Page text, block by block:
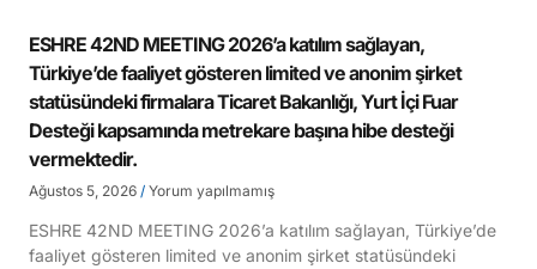
ESHRE 42ND MEETING 2026’a katılım sağlayan,
Türkiye’de faaliyet gösteren limited ve anonim şirket
statüsündeki firmalara Ticaret Bakanlığı, Yurt İçi Fuar
Desteği kapsamında metrekare başına hibe desteği
vermektedir.
Ağustos 5, 2026 Yorum yapılmamış
ESHRE 42ND MEETING 2026’a katılım sağlayan, Türkiye’de
faaliyet gösteren limited ve anonim şirket statüsündeki